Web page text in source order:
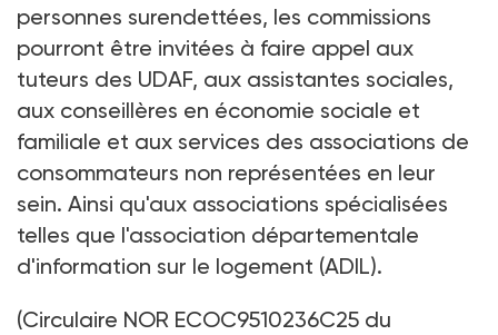
personnes surendettées, les commissions
pourront être invitées à faire appel aux
tuteurs des UDAF, aux assistantes sociales,
aux conseillères en économie sociale et
familiale et aux services des associations de
consommateurs non représentées en leur
sein. Ainsi qu'aux associations spécialisées
telles que l'association départementale
d'information sur le logement (ADIL).
(Circulaire NOR ECOC9510236C25 du